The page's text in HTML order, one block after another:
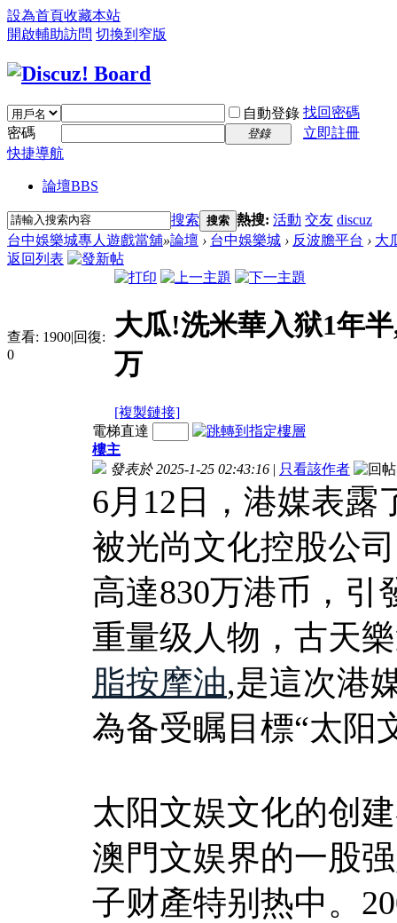
設為首頁收藏本站
開啟輔助訪問 切換到窄版
自動登錄 找回密碼
密碼
登錄
立即註冊
快捷導航
論壇BBS
搜索 搜索 熱搜: 活動 交友 discuz
台中娛樂城專人遊戲當舖»論壇 › 台中娛樂城 › 反波膽平台 › 大
返回列表
查看: 1900|回復:
0
大瓜!洗米華入狱1年
万
[複製鏈接]
電梯直達
樓主
發表於 2025-1-25 02:43:16 | 只看該作者
6月12日，港媒表露
被光尚文化控股公
高達830万港币，引
重量级人物，古天
脂按摩油,是這次港
為备受瞩目標“太阳
太阳文娱文化的创
澳門文娱界的一股
子财產特别热中。